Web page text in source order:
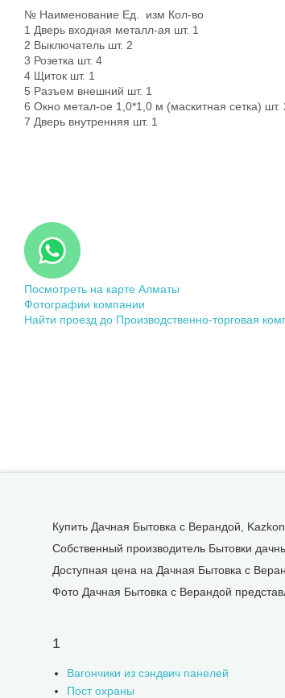
№ Наименование Ед. изм Кол-во
1 Дверь входная металл-ая шт. 1
2 Выключатель шт. 2
3 Розетка шт. 4
4 Щиток шт. 1
5 Разъем внешний шт. 1
6 Окно метал-ое 1,0*1,0 м (маскитная сетка) шт.
7 Дверь внутренняя шт. 1
Посмотреть на карте Алматы
Фотографии компании
Найти проезд до Производственно-торговая
Купить Дачная Бытовка с Верандой,
Собственный производитель Бытовки
Доступная цена на Дачная Бытовка с
Фото Дачная Бытовка с Верандой
1
Вагончики из сэндвич панелей
Пост охраны